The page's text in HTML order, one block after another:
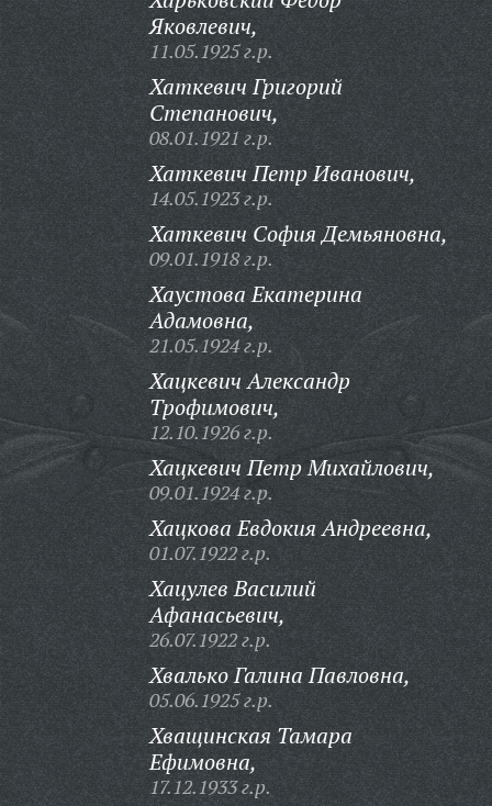
Яковлевич,
11.05.1925 г.р.
Хаткевич Григорий
Степанович,
08.01.1921 г.р.
Хаткевич Петр Иванович,
14.05.1923 г.р.
Хаткевич София Демьяновна,
09.01.1918 г.р.
Хаустова Екатерина
Адамовна,
21.05.1924 г.р.
Хацкевич Александр
Трофимович,
12.10.1926 г.р.
Хацкевич Петр Михайлович,
09.01.1924 г.р.
Хацкова Евдокия Андреевна,
01.07.1922 г.р.
Хацулев Василий
Афанасьевич,
26.07.1922 г.р.
Хвалько Галина Павловна,
05.06.1925 г.р.
Хващинская Тамара
Ефимовна,
17.12.1933 г.р.